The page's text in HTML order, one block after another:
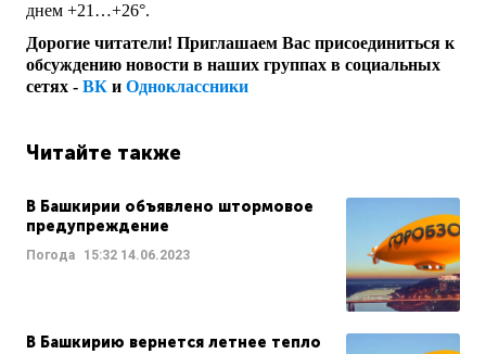
днем +21…+26°.
Дорогие читатели! Приглашаем Вас присоединиться к
обсуждению новости в наших группах в социальных
сетях - ВК и Одноклассники
Читайте также
В Башкирии объявлено штормовое
предупреждение
Погода 15:32 14.06.2023
В Башкирию вернется летнее тепло